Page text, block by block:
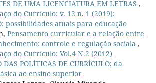
DE UMA LICENCIATURA EM LETRAS ,
do Currículo: v. 12 n. 1 (2019):
possibilidades atuais para educação
Pensamento curricular e a relação entre
controle e regulação sociala ,
do Currículo: Vol.4 N.2 (2012)
DAS POLÍTICAS DE CURRÍCULO; da
ao ensino superior